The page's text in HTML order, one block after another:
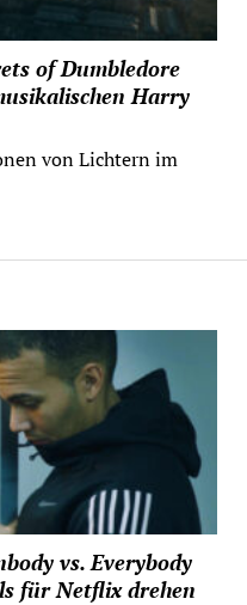
of Dumbledore
Harry
von Lichtern im
vs. Everybody
für Netflix drehen